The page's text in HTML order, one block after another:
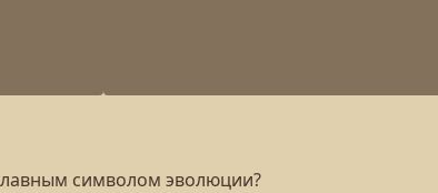
символом эволюции?